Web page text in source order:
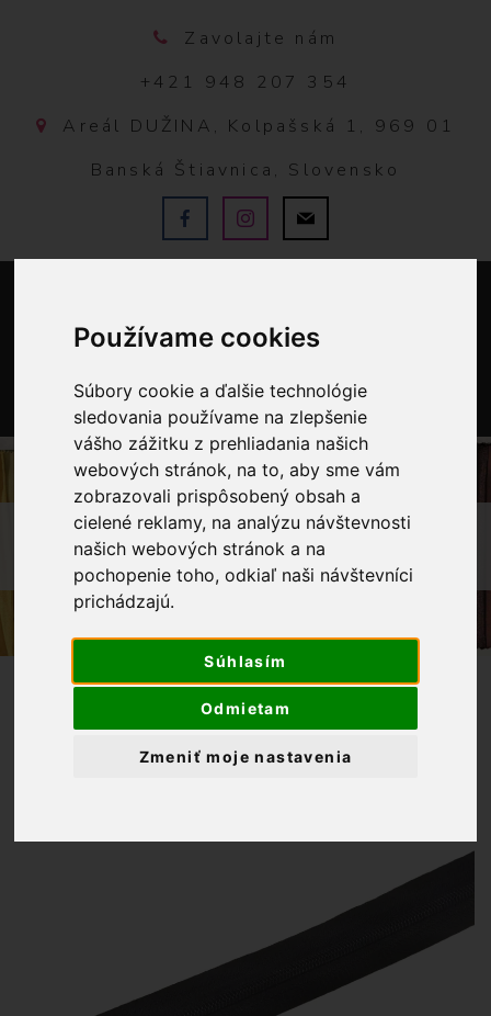
Používame cookies
Súbory cookie a ďalšie technológie
sledovania používame na zlepšenie
vášho zážitku z prehliadania našich
webových stránok, na to, aby sme vám
zobrazovali prispôsobený obsah a
cielené reklamy, na analýzu návštevnosti
našich webových stránok a na
pochopenie toho, odkiaľ naši návštevníci
prichádzajú.
Súhlasím
Odmietam
Zmeniť moje nastavenia
Zavolajte nám
+421 948 207 354
Areál DUŽINA, Kolpašská 1, 969 01
Banská Štiavnica, Slovensko
0
OBCHOD GALANTÉRIA ZIPSY
ZIPS ŠPIRÁLOVÝ 5 MM METRÁŽ ČIERNA